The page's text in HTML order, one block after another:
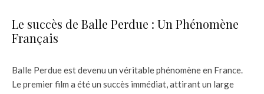
Le succès de Balle Perdue : Un Phénomène
Français
Balle Perdue est devenu un véritable phénomène en France.
Le premier film a été un succès immédiat, attirant un large